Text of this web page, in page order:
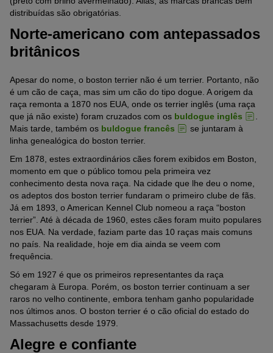
distribuídas são obrigatórias.
Norte-americano com antepassados
britânicos
Apesar do nome, o boston terrier não é um terrier. Portanto, não
é um cão de caça, mas sim um cão do tipo dogue. A origem da
raça remonta a 1870 nos EUA, onde os terrier inglês (uma raça
que já não existe) foram cruzados com os buldogue inglês
Mais tarde, também os buldogue francês
se juntaram à
linha genealógica do boston terrier.
Em 1878, estes extraordinários cães forem exibidos em Boston,
momento em que o público tomou pela primeira vez
conhecimento desta nova raça. Na cidade que lhe deu o nome,
os adeptos dos boston terrier fundaram o primeiro clube de fãs.
Já em 1893, o American Kennel Club nomeou a raça “boston
terrier”. Até à década de 1960, estes cães foram muito populares
nos EUA. Na verdade, faziam parte das 10 raças mais comuns
no país. Na realidade, hoje em dia ainda se veem com
frequência.
Só em 1927 é que os primeiros representantes da raça
chegaram à Europa. Porém, os boston terrier continuam a ser
raros no velho continente, embora tenham ganho popularidade
nos últimos anos. O boston terrier é o cão oficial do estado do
Massachusetts desde 1979.
Alegre e confiante